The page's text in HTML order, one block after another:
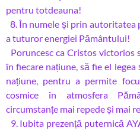
pentru totdeauna!
8. În numele și prin autoritatea
a tuturor energiei Pământului!
Poruncesc ca Cristos
în fiecare națiune, să fie el
națiune, pentru a permite
cosmice în atmosfera
circumstanțe mai repede și mai
9. Iubita prezență puternică